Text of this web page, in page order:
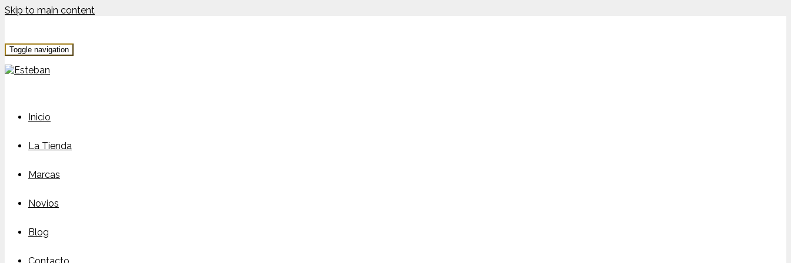
Skip to main content
Toggle navigation
Inicio
La Tienda
Marcas
Novios
Blog